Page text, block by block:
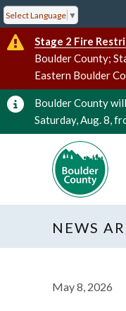
Select Language ▼
Stage 2 Fire
Boulder County;
Eastern Boulder
Boulder County
Saturday, Aug. 8,
NEWS
May 8, 2026